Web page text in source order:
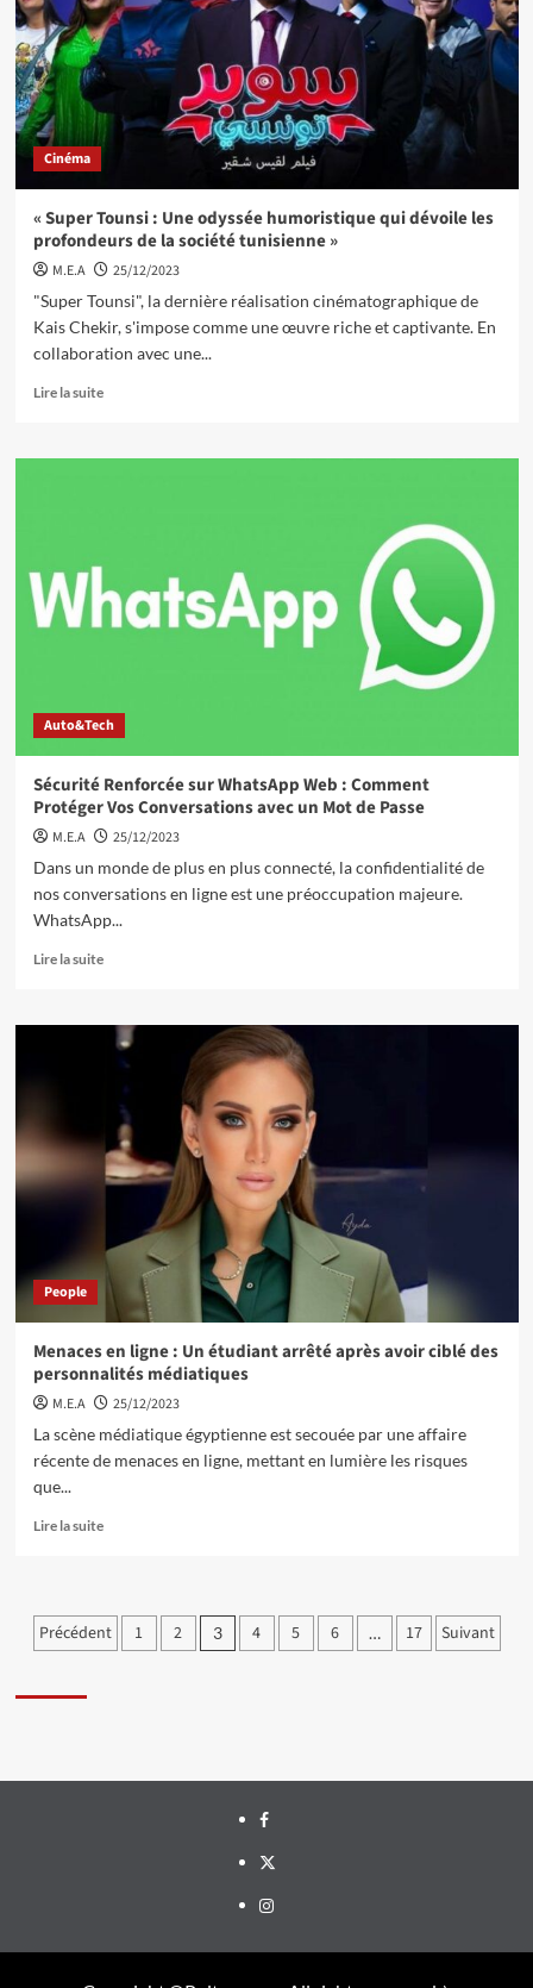
Cinéma
« Super Tounsi : Une odyssée humoristique qui dévoile les
profondeurs de la société tunisienne »
M.E.A
25/12/2023
"Super Tounsi", la dernière réalisation cinématographique de
Kais Chekir, s'impose comme une œuvre riche et captivante. En
collaboration avec une...
Lire la suite
Auto&Tech
Sécurité Renforcée sur WhatsApp Web : Comment
Protéger Vos Conversations avec un Mot de Passe
M.E.A
25/12/2023
Dans un monde de plus en plus connecté, la confidentialité de
nos conversations en ligne est une préoccupation majeure.
WhatsApp...
Lire la suite
People
Menaces en ligne : Un étudiant arrêté après avoir ciblé des
personnalités médiatiques
M.E.A
25/12/2023
La scène médiatique égyptienne est secouée par une affaire
récente de menaces en ligne, mettant en lumière les risques
que...
Lire la suite
Pagination
des
Précédent 1 2 3 4 5 6 … 17 Suivant
Facebook
Twitter
Instagram